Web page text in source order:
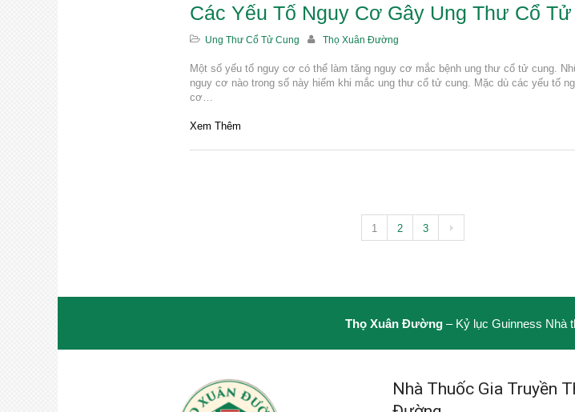
Các Yếu Tố Nguy Cơ Gây Ung Thư Cổ
Ung Thư Cổ Tử Cung Thọ Xuân Đường
Một số yếu tố nguy cơ có thể làm tăng nguy cơ mắc bệnh ung thư cổ tử cung.
nguy cơ nào trong số này hiếm khi mắc ung thư cổ tử cung. Mặc dù các yếu tố
cơ…
Xem Thêm
1 2 3
Thọ Xuân Đường– Kỷ lục Guinness Nhà
Nhà Thuốc Gia Truyền